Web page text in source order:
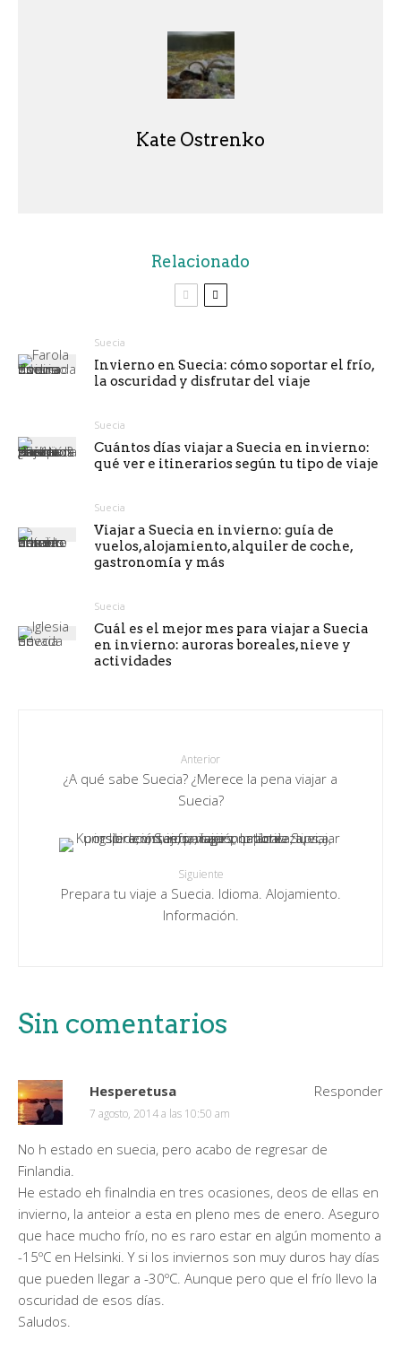
Kate Ostrenko
Relacionado
Suecia
Invierno en Suecia: cómo soportar el frío,
la oscuridad y disfrutar del viaje
Suecia
Cuántos días viajar a Suecia en invierno:
qué ver e itinerarios según tu tipo de viaje
Suecia
Viajar a Suecia en invierno: guía de
vuelos, alojamiento, alquiler de coche,
gastronomía y más
Suecia
Cuál es el mejor mes para viajar a Suecia
en invierno: auroras boreales, nieve y
actividades
Anterior
¿A qué sabe Suecia? ¿Merece la pena viajar a
Suecia?
Siguiente
Prepara tu viaje a Suecia. Idioma. Alojamiento.
Información.
Sin comentarios
Hesperetusa
7 agosto, 2014 a las 10:50 am
No h estado en suecia, pero acabo de regresar de
Finlandia.
He estado eh finalndia en tres ocasiones, deos de ellas en
invierno, la anteior a esta en pleno mes de enero. Aseguro
que hace mucho frío, no es raro estar en algún momento a
-15ºC en Helsinki. Y si los inviernos son muy duros hay días
que pueden llegar a -30ºC. Aunque pero que el frío llevo la
oscuridad de esos días.
Saludos.
Responder